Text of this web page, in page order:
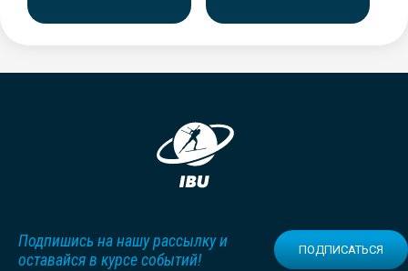
Подпишись на нашу рассылку и
оставайся в курсе событий!
ПОДПИСАТЬСЯ